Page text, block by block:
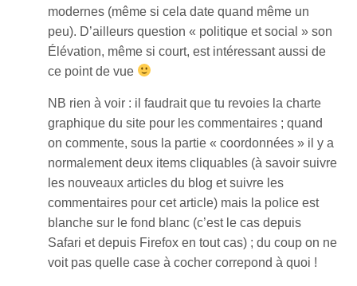
modernes (même si cela date quand même un
peu). D’ailleurs question « politique et social » son
Élévation, même si court, est intéressant aussi de
ce point de vue
NB rien à voir : il faudrait que tu revoies la charte
graphique du site pour les commentaires ; quand
on commente, sous la partie « coordonnées » il y a
normalement deux items cliquables (à savoir suivre
les nouveaux articles du blog et suivre les
commentaires pour cet article) mais la police est
blanche sur le fond blanc (c’est le cas depuis
Safari et depuis Firefox en tout cas) ; du coup on ne
voit pas quelle case à cocher correpond à quoi !